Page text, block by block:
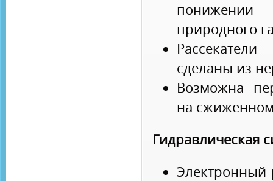
природного
сделаны из
Возможна
на сжиженном
Гидравлическая
Электронный